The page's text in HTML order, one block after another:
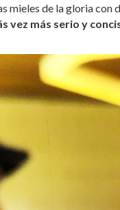
mieles de la gloria
vez más serio y